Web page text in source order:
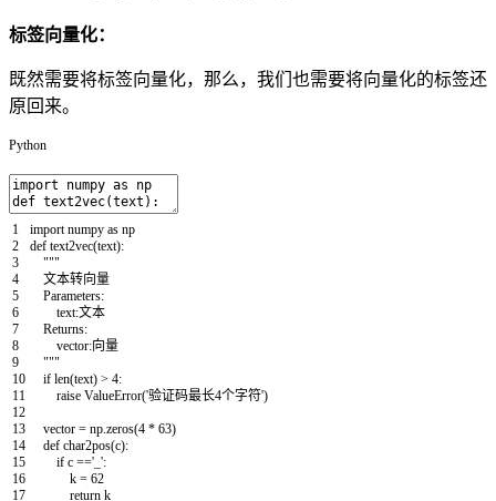
标签向量化：
既然需要将标签向量化，那么，我们也需要将向量化的标签还
原回来。
Python
1
2
3
4
5
6
7
8
9
10
11
12
13
14
15
16
17
import numpy as np
def text2vec(text):
"""
文本转向量
Parameters:
text:文本
Returns:
vector:向量
"""
if len(text) > 4:
raise ValueError('验证码最长4个字符')
vector = np.zeros(4 * 63)
def char2pos(c):
if c =='_':
k = 62
return k